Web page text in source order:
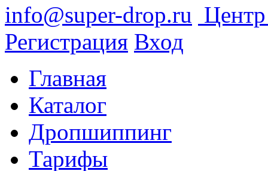
info@super-drop.ru
Регистрация Вход
Главная
Каталог
Дропшиппинг
Тарифы